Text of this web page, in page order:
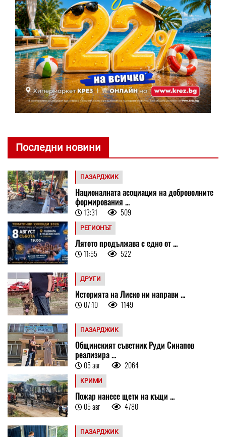
Последни новини
ПАЗАРДЖИК
Националната асоциация на доброволните
формирования ...
13:31 509
РЕГИОНЪТ
Лятото продължава с едно от ...
11:55 522
ДРУГИ
Историята на Лиско ни направи ...
07:10 1149
ПАЗАРДЖИК
Общинският съветник Руди Синапов
реализира ...
05 авг 2064
КРИМИ
Пожар нанесе щети на къщи ...
05 авг 4780
ПАЗАРДЖИК